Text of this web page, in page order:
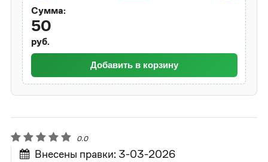
Сумма:
50
руб.
Добавить в корзину
0.0
Внесены правки: 3-03-2026